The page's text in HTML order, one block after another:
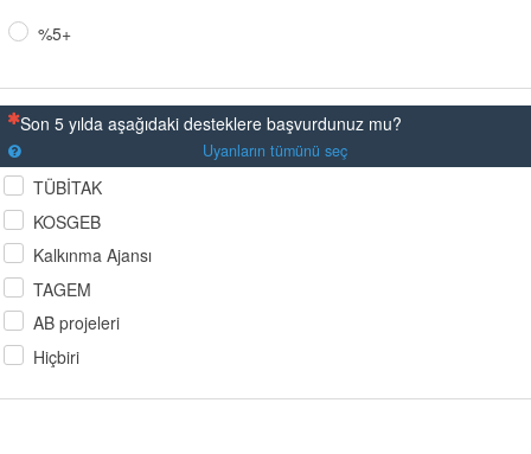
%5+
(Bu sorunun yanıtlanması zorunludur)
Son 5 yılda aşağıdaki desteklere başvurdunuz mu?
Uyanların tümünü seç
TÜBİTAK
KOSGEB
Kalkınma Ajansı
TAGEM
AB projeleri
Hiçbiri